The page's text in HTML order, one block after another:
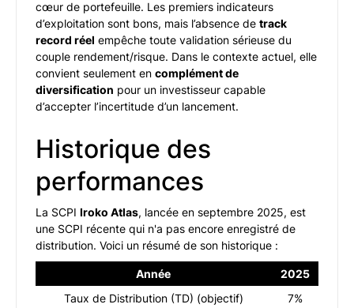
cœur de portefeuille. Les premiers indicateurs
d’exploitation sont bons, mais l’absence de track
record réel empêche toute validation sérieuse du
couple rendement/risque. Dans le contexte actuel, elle
convient seulement en complément de
diversification pour un investisseur capable
d’accepter l’incertitude d’un lancement.
Historique des
performances
La SCPI Iroko Atlas, lancée en septembre 2025, est
une SCPI récente qui n'a pas encore enregistré de
distribution. Voici un résumé de son historique :
Année
2025
Taux de Distribution (TD) (objectif)
7%